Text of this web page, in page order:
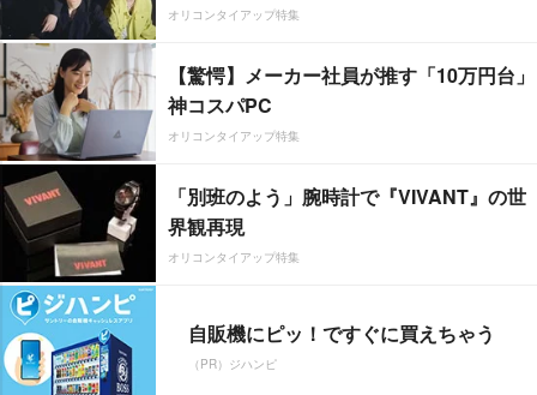
オリコンタイアップ特集
【驚愕】メーカー社員が推す「10万円台」
神コスパPC
オリコンタイアップ特集
「別班のよう」腕時計で『VIVANT』の世
界観再現
オリコンタイアップ特集
自販機にピッ！ですぐに買えちゃう
（PR）ジハンピ